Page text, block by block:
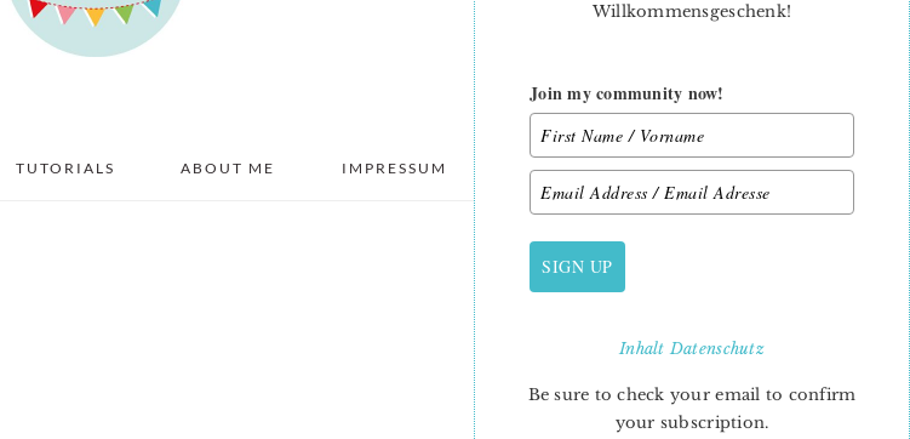
TUTORIALS ABOUT ME IMPRESSUM DATENSCHUTZ
PRIMARY
SIDEBAR
Willkommensgeschenk!
Join my community now!
SIGN UP
InhaltDatenschutz
Be sure to check your email to confirm
your subscription.